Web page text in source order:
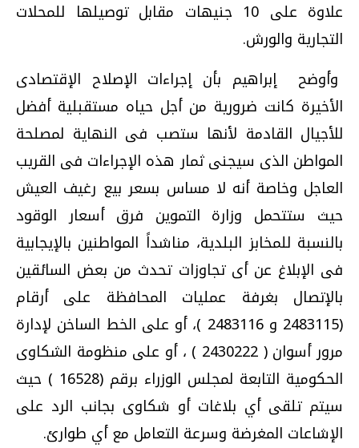
علاوة على 10 جنيهات مقابل توصيلها للمحلات
التجارية والورش.
وأوضح إبراهيم بأن إجراءات الإصلاح الإقتصادى
الأخيرة كانت ضرورية من أجل حياه مستقبلية أفضل
للأجيال القادمة لأنها ستصب فى النهاية لمصلحة
المواطن الذى سيجنى ثمار هذه الإجراءات فى القريب
العاجل وخاصة أنه لا مساس بسعر بيع رغيف العيش
حيث ستتحمل وزارة التموين فرق أسعار الوقود
بالنسبة للمخابز البلدية، مناشداً المواطنين بالإيجابية
فى الإبلاغ عن أى تجاوزات تحدث من بعض السائقين
بالإتصال بغرفة عمليات المحافظة على أرقام
(2483115 و 2483116 )، أو على الخط الساخن لإدارة
مرور أسوان ( 2430222 ) ، أو على منظومة الشكاوى
الحكومية التابعة لمجلس الوزراء برقم (16528 ) حيث
سيتم تلقى أي بلاغات أو شكاوى بجانب الرد على
الإشاعات المغرضة وسرعة التعامل مع أي طوارئ.